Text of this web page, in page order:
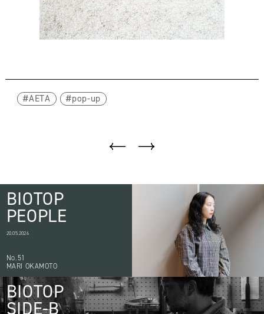
AETA pop-up
BIOTOP
PEOPLE
20.05.2026
No.51
MARI OKAMOTO
BIOTOP
SIDE-B